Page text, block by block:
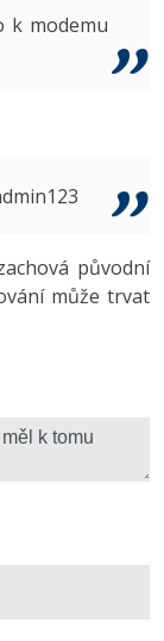
k modemu
původní
může trvat